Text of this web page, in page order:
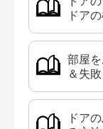
ドア
部屋
＆失
ドア